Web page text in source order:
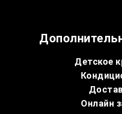
Детское
Онлайн